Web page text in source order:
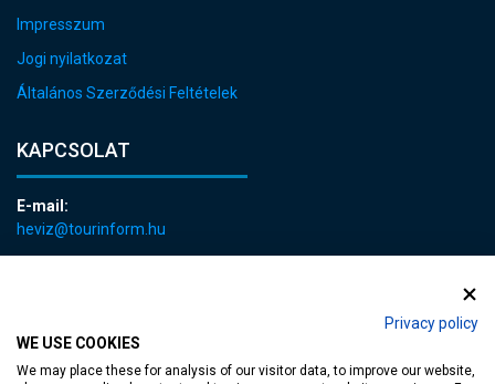
Privacy policy
WE USE COOKIES
We may place these for analysis of our visitor data, to improve our website,
Impresszum
Jogi nyilatkozat
Általános Szerződési Feltételek
KAPCSOLAT
E-mail:
heviz@tourinform.hu